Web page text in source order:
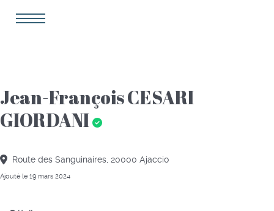
Jean-François CESARI
GIORDANI
Route des Sanguinaires, 20000 Ajaccio
Ajouté le 19 mars 2024